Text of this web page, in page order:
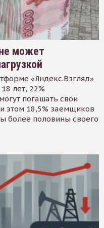
может
«Яндекс.Взгляд»
лет, 22%
погашать свои
этом 18,5% заемщиков
более половины своего